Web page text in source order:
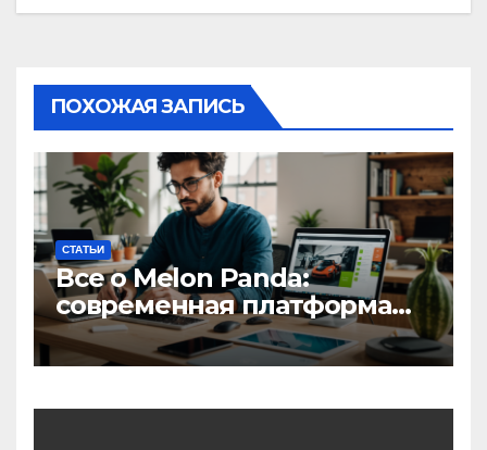
ПОХОЖАЯ ЗАПИСЬ
СТАТЬИ
Все о Melon Panda:
современная платформа
для творческих
профессионалов и